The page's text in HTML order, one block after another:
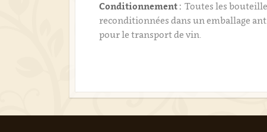
Conditionnement : Toutes les
reconditionnées dans un emballage
pour le transport de vin.